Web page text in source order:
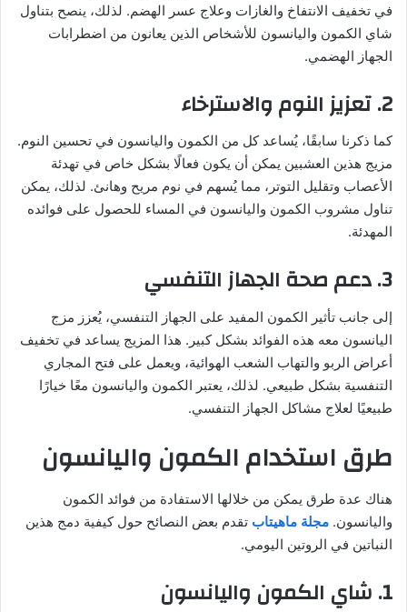
في تخفيف الانتفاخ والغازات وعلاج عسر الهضم. لذلك، ينصح بتناول
شاي الكمون واليانسون للأشخاص الذين يعانون من اضطرابات
الجهاز الهضمي.
2. تعزيز النوم والاسترخاء
كما ذكرنا سابقًا، يُساعد كل من الكمون واليانسون في تحسين النوم.
مزيج هذين العشبين يمكن أن يكون فعالًا بشكل خاص في تهدئة
الأعصاب وتقليل التوتر، مما يُسهم في نوم مريح وهانئ. لذلك، يمكن
تناول مشروب الكمون واليانسون في المساء للحصول على فوائده
المهدئة.
3. دعم صحة الجهاز التنفسي
إلى جانب تأثير الكمون المفيد على الجهاز التنفسي، يُعزز مزج
اليانسون معه هذه الفوائد بشكل كبير. هذا المزيج يساعد في تخفيف
أعراض الربو والتهاب الشعب الهوائية، ويعمل على فتح المجاري
التنفسية بشكل طبيعي. لذلك، يعتبر الكمون واليانسون معًا خيارًا
طبيعيًا لعلاج مشاكل الجهاز التنفسي.
طرق استخدام الكمون واليانسون
هناك عدة طرق يمكن من خلالها الاستفادة من فوائد الكمون
واليانسون. مجلة ماهيتاب تقدم بعض النصائح حول كيفية دمج هذين
النباتين في الروتين اليومي.
1. شاي الكمون واليانسون